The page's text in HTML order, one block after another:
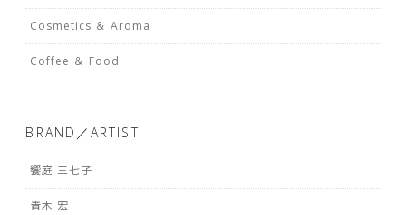
Cosmetics ＆ Aroma
Coffee ＆ Food
BRAND／ARTIST
饗庭 三七子
青木 宏